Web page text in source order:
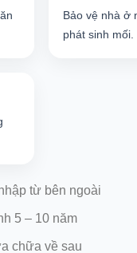
Bảo vệ nhà ở
phát sinh mối.
từ bên ngoài
5 – 10 năm
chữa về sau